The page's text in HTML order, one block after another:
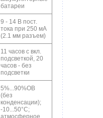
батареи
9 - 14 В пост.
тока при 250 мА
(2.1 мм разъем)
11 часов с вкл.
подсветкой, 20
часов - без
подсветки
5%...90%ОВ
(без
конденсации);
-10...50°С;